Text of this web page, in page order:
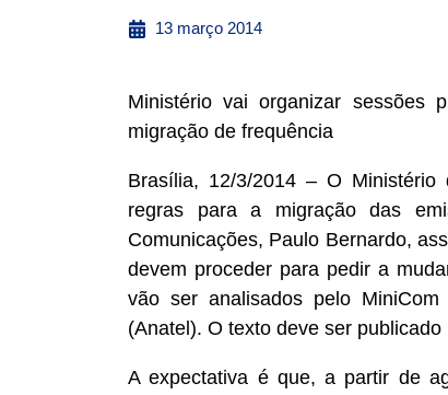
13 março 2014
Ministério vai organizar sessões
migração de frequência
Brasília, 12/3/2014 – O Ministério
regras para a migração das
Comunicações, Paulo Bernardo,
devem proceder para pedir a
vão ser analisados pelo
(Anatel). O texto deve ser
A expectativa é que, a partir de